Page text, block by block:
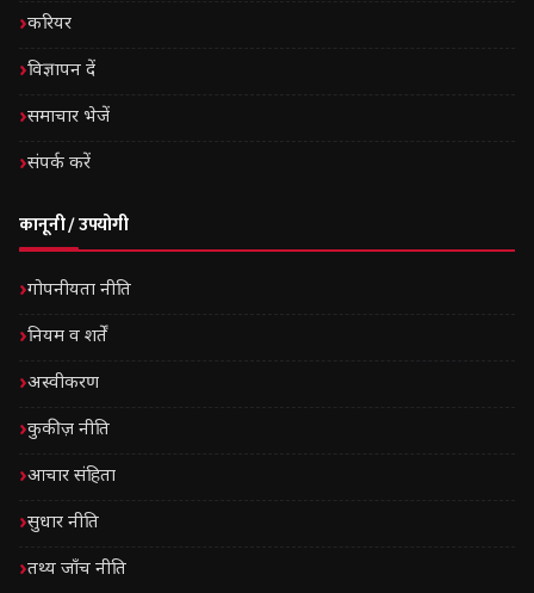
करियर
विज्ञापन दें
समाचार भेजें
संपर्क करें
कानूनी / उपयोगी
गोपनीयता नीति
नियम व शर्तें
अस्वीकरण
कुकीज़ नीति
आचार संहिता
सुधार नीति
तथ्य जाँच नीति